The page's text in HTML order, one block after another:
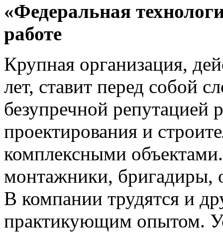
«Федеральная
работе
Крупная организация,
лет, ставит перед собой
безупречной репутацией
проектирования и
комплексными
монтажники, бригадиры,
В компании трудятся и
практикующим опытом.